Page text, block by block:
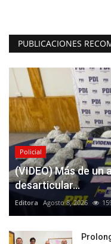
PUBLICACIONES
Policial
(VIDEO) Más de
desarticular...
Editora Agosto 8, 2026